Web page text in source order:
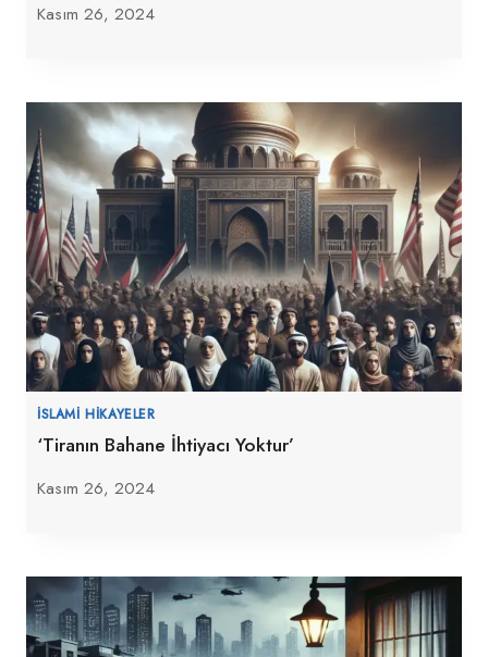
Kasım 26, 2024
İSLAMI HIKAYELER
‘Tiranın Bahane İhtiyacı Yoktur’
Kasım 26, 2024